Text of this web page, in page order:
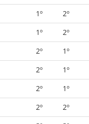
1º 2º
1º 2º
2º 1º
2º 1º
2º 1º
2º 2º